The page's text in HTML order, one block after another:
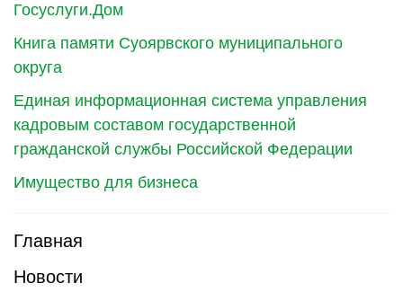
Госуслуги.Дом
Книга памяти Суоярвского муниципального
округа
Единая информационная система управления
кадровым составом государственной
гражданской службы Российской Федерации
Имущество для бизнеса
Главная
Новости